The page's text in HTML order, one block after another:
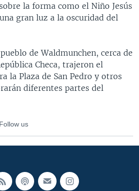
la forma como el Niño Jesús
gran luz a la oscuridad del
de Waldmunchen, cerca de
Checa, trajeron el
la Plaza de San Pedro y otros
diferentes partes del
Follow us